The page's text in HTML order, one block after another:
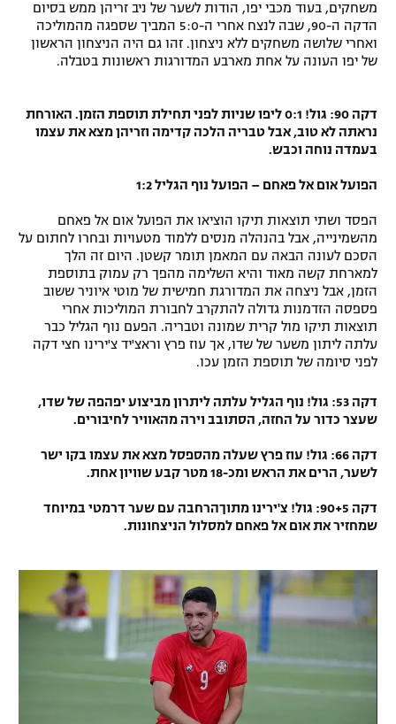
משחקים, בעוד מכבי יפו, הודות לשער של ניב זריהן ממש בסיום
הדקה ה-90, שבה לנצח אחרי ה-5:0 המביך שספגה מהמוליכה
ואחרי שלושה משחקים ללא ניצחון. זהו גם היה הניצחון הראשון
של יפו העונה על אחת מארבע המדורגות ראשונות בטבלה.
דקה 90: גול! 0:1 ליפו שניות לפני תחילת תוספת הזמן. האורחת
נראתה לא טוב, אבל טבריה הלכה קדימה וזריהן מצא את עצמו
בעמדה נוחה וכבש.
הפועל אום אל פאחם – הפועל נוף הגליל 1:2
הפסד ושתי תוצאות תיקו הוציאו את הפועל אום אל פאחם
מהשמינייה, אבל בהנהלה מנסים ללמוד מטעויות ובחרו לחתום על
הסכם לעונה הבאה עם המאמן תומר קשטן. היום זה הלך
למארחת קשה מאוד והיא השלימה מהפך רק עמוק בתוספת
הזמן, אבל ניצחה את המדורגת חמישית של מוטי איוניר ששוב
פספסה הזדמנות גדולה להתקרב לחבורת המוליכות אחרי
תוצאות תיקו מול קרית שמונה וטבריה. הפעם נוף הגליל כבר
עלתה ליתון משער של שדו, אך עוז פרץ וראצ'יד צ'ירינו חצי דקה
לפני סיומה של תוספת הזמן עכו.
דקה 53: גול! נוף הגליל עלתה ליתרון מביצוע יפהפה של שדו,
שעצר כדור על החזה, הסתובב וירה מהאוויר לחיבורים.
דקה 66: גול! עוז פרץ שעלה מהספסל מצא את עצמו בקו ישר
לשער, הרים את הראש ומכ-18 מטר קבע שוויון אחת.
דקה 90+5: גול! צ'ירינו מתוךהרחבה עם שער דרמטי במיוחד
שמחזיר את אום אל פאחם למסלול הניצחונות.